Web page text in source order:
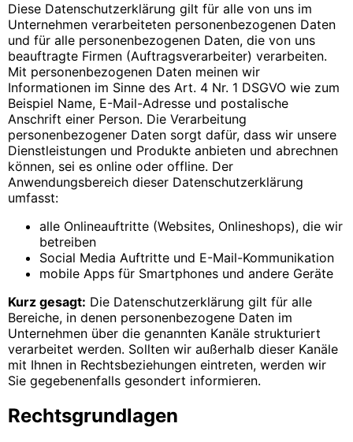
Diese Datenschutzerklärung gilt für alle von uns im
Unternehmen verarbeiteten personenbezogenen Daten
und für alle personenbezogenen Daten, die von uns
beauftragte Firmen (Auftragsverarbeiter) verarbeiten.
Mit personenbezogenen Daten meinen wir
Informationen im Sinne des Art. 4 Nr. 1 DSGVO wie zum
Beispiel Name, E-Mail-Adresse und postalische
Anschrift einer Person. Die Verarbeitung
personenbezogener Daten sorgt dafür, dass wir unsere
Dienstleistungen und Produkte anbieten und abrechnen
können, sei es online oder offline. Der
Anwendungsbereich dieser Datenschutzerklärung
umfasst:
alle Onlineauftritte (Websites, Onlineshops), die wir
betreiben
Social Media Auftritte und E-Mail-Kommunikation
mobile Apps für Smartphones und andere Geräte
Kurz gesagt: Die Datenschutzerklärung gilt für alle
Bereiche, in denen personenbezogene Daten im
Unternehmen über die genannten Kanäle strukturiert
verarbeitet werden. Sollten wir außerhalb dieser Kanäle
mit Ihnen in Rechtsbeziehungen eintreten, werden wir
Sie gegebenenfalls gesondert informieren.
Rechtsgrundlagen